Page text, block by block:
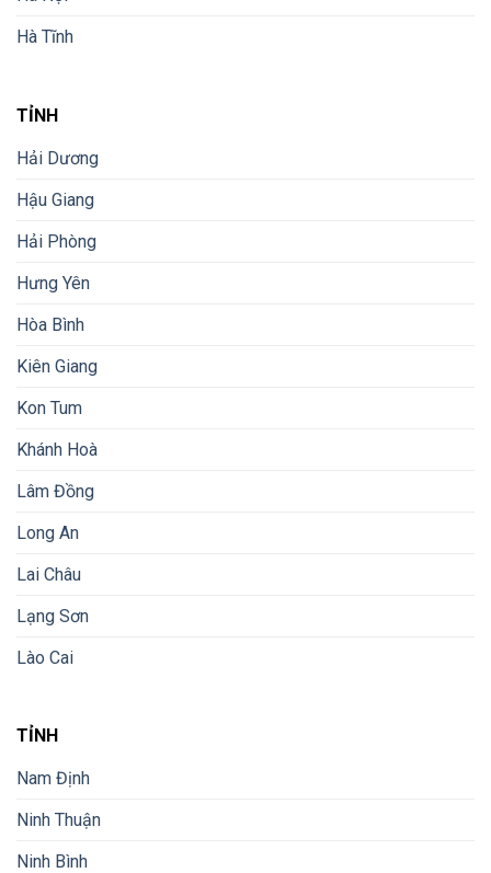
Hà Tĩnh
TỈNH
Hải Dương
Hậu Giang
Hải Phòng
Hưng Yên
Hòa Bình
Kiên Giang
Kon Tum
Khánh Hoà
Lâm Đồng
Long An
Lai Châu
Lạng Sơn
Lào Cai
TỈNH
Nam Định
Ninh Thuận
Ninh Bình